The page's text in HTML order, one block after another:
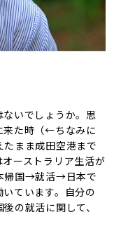
いでしょうか。思
来た時（←ちなみに
まま成田空港まで
ーストラリア生活が
帰国→就活→日本で
ています。自分の
の就活に関して、